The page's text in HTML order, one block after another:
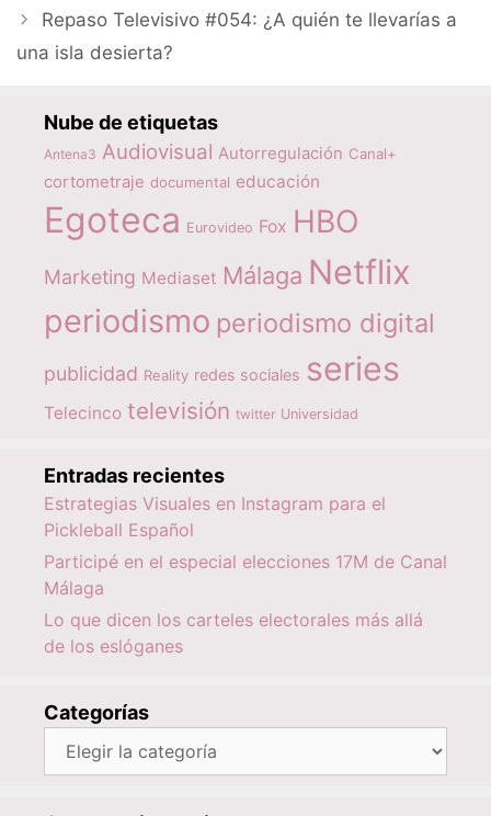
Repaso Televisivo #054: ¿A quién te llevarías a
una isla desierta?
Nube de etiquetas
Antena3 Audiovisual Autorregulación Canal+
cortometraje documental educación
Egoteca Eurovideo Fox HBO
Marketing Mediaset Málaga Netflix
periodismo periodismo digital
publicidad Reality redes sociales series
Telecinco televisión twitter Universidad
Entradas recientes
Estrategias Visuales en Instagram para el
Pickleball Español
Participé en el especial elecciones 17M de Canal
Málaga
Lo que dicen los carteles electorales más allá
de los eslóganes
Categorías
Categorías